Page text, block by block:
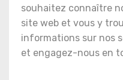
souhaitez connaître
site web et vous y
informations sur nos
et engagez-nous en